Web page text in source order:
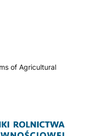
of Agricultural